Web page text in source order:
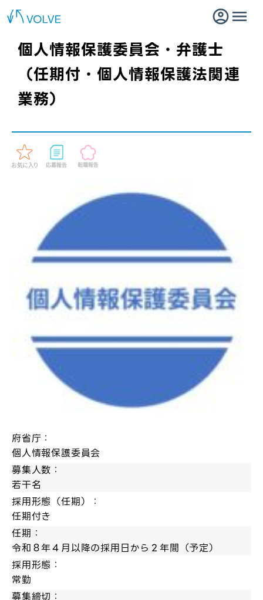
個人情報保護委員会・弁護士
（任期付・個人情報保護法関連
業務）
府省庁：
個人情報保護委員会
募集人数：
若干名
採用形態（任期）：
任期付き
任期：
令和８年４月以降の採用日から２年間（予定）
採用形態：
常勤
募集締切：